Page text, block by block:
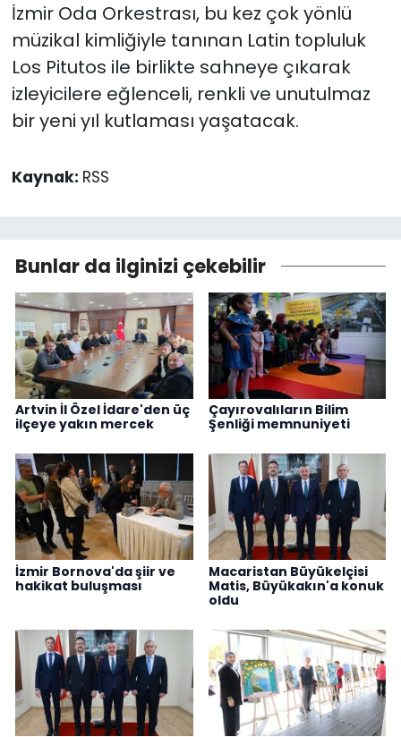
İzmir Oda Orkestrası, bu kez çok yönlü
müzikal kimliğiyle tanınan Latin topluluk
Los Pitutos ile birlikte sahneye çıkarak
izleyicilere eğlenceli, renkli ve unutulmaz
bir yeni yıl kutlaması yaşatacak.
Kaynak: RSS
Bunlar da ilginizi çekebilir
Artvin İl Özel İdare'den üç
ilçeye yakın mercek
Çayırovalıların Bilim
Şenliği memnuniyeti
İzmir Bornova'da şiir ve
hakikat buluşması
Macaristan Büyükelçisi
Matis, Büyükakın'a konuk
oldu